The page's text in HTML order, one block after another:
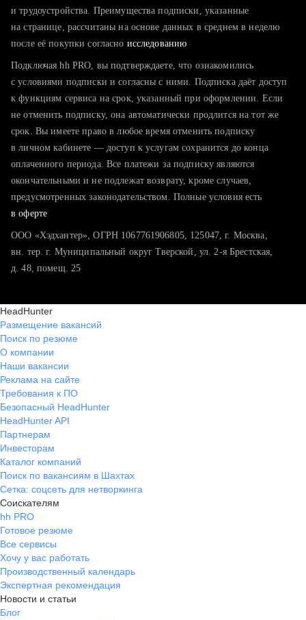
тратите много времени на поиск и вручную поднимаете
хотите сравнить себя с конкурентами и оценить шансы
и трудоустройства. Преимущества подписки, указанные
на странице, рассчитаны на основе данных в среднем в неделю
после её покупки согласно исследованию
Подключая hh PRO, вы подтверждаете, что ознакомились
с условиями подписки и согласны с ними. Подписка даёт доступ
к функциям сервиса на срок, указанный при оформлении. Если
не отменить подписку, она автоматически продлится на тот же
срок. Вы имеете право в любое время отменить подписку
в личном кабинете — доступ к услугам сохранится до конца
оплаченного периода. Все платежи за подписку являются
окончательными и не подлежат возврату, кроме случаев,
предусмотренных законодательством. Полные условия есть
в оферте
ООО «Хэдхантер», ОГРН 1067761906805, 125047, г. Москва,
вн. тер. г. Муниципальный округ Тверской, ул. 2-я Брестская,
д. 48, помещ. 25
HeadHunter
Размещение вакансий
Поиск по резюме
О компании
Наши вакансии
Реклама на сайте
Требования к ПО
Безопасный HeadHunter
HeadHunter API
Партнерам
Инвесторам
Каталог компаний
Поиск по вакансиям в Шахтах
Сетка: соцсеть для нетворкинга
Соискателям
hh PRO
Готовое резюме
Все сервисы
Хочу у вас работать
Производственный календарь
Экспертная рекомендация
Новости и статьи
Блог